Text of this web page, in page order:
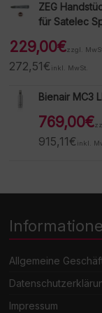
ZEG
für Satelec
229,00€zzgl.
272,51€ inkl. MwSt.
Bienair MC3
769,00€
915,11€ inkl.
Allgemeine
Impressum